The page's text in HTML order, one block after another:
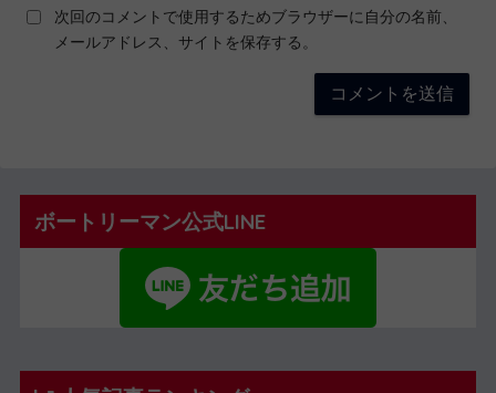
次回のコメントで使用するためブラウザーに自分の名前、
メールアドレス、サイトを保存する。
ボートリーマン公式LINE